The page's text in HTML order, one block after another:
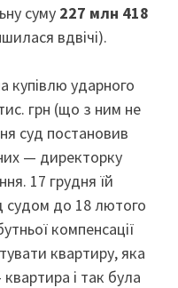
суму 227 млн 418
вдвічі).
купівлю ударного
грн (що з ним не
суд постановив
— директорку
17 грудня їй
судом до 18 лютого
компенсації
квартиру, яка
і так була